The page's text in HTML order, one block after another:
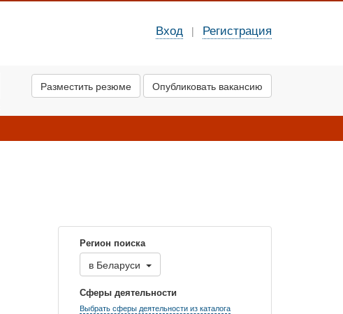
Вход | Регистрация
Разместить резюме Опубликовать вакансию
Регион поиска
в Беларуси
Сферы деятельности
Выбрать сферы деятельности из каталога